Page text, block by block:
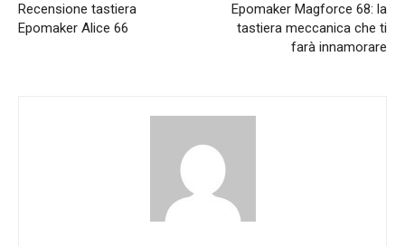
Recensione tastiera
Epomaker Alice 66
Epomaker Magforce 68: la
tastiera meccanica che ti
farà innamorare